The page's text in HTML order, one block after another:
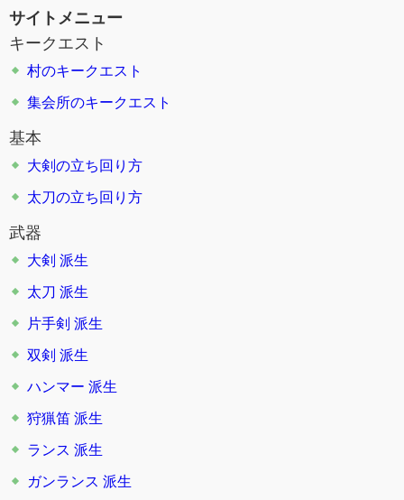
サイトメニュー
キークエスト
村のキークエスト
集会所のキークエスト
基本
大剣の立ち回り方
太刀の立ち回り方
武器
大剣 派生
太刀 派生
片手剣 派生
双剣 派生
ハンマー 派生
狩猟笛 派生
ランス 派生
ガンランス 派生